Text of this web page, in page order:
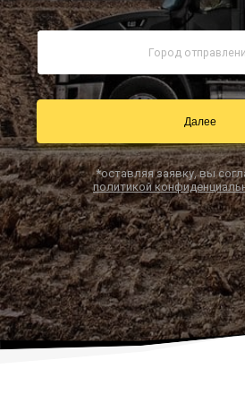
8
Звонок по
Далее
*оставляя заявку, вы
политикой